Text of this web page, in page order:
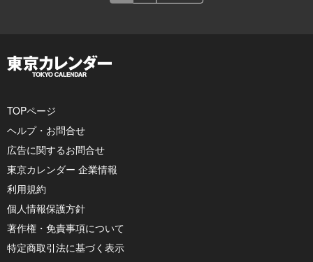
TOPページ
ヘルプ・お問合せ
広告に関するお問合せ
東京カレンダー 企業情報
利用規約
個人情報保護方針
著作権・免責事項について
特定商取引法に基づく表示